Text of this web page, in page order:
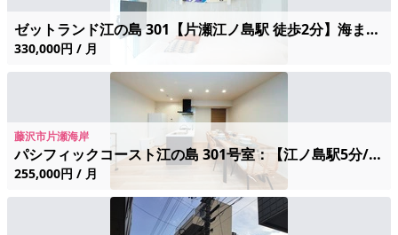
ゼットランド江の島 301【片瀬江ノ島駅 徒歩2分】海まで至近！防犯カメラ完備の安心マンスリー
330,000円 / 月
藤沢市片瀬海岸
パシフィックコースト江の島 301号室：【江ノ島駅5分/築浅】希少な最大8名収容！60㎡超の広々空間。法人・家族利用に最適
255,000円 / 月